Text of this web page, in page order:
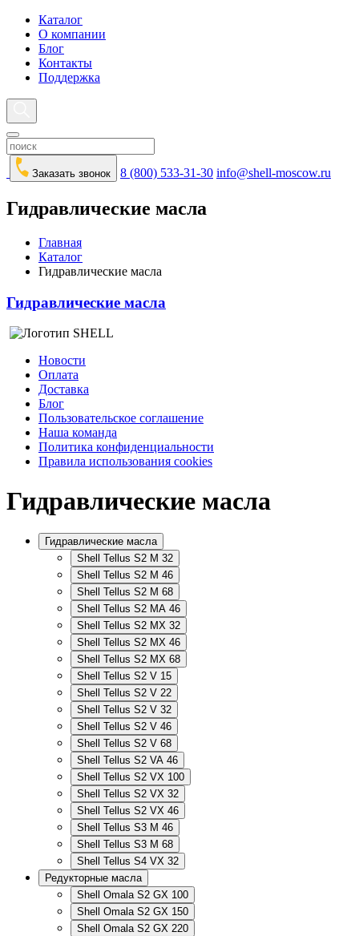
Каталог
О компании
Блог
Контакты
Поддержка
Заказать звонок 8 (800) 533-31-30 info@shell-moscow.ru
Гидравлические масла
Главная
Каталог
Гидравлические масла
Гидравлические масла
Новости
Оплата
Доставка
Блог
Пользовательское соглашение
Наша команда
Политика конфиденциальности
Правила использования cookies
Гидравлические масла
Гидравлические масла
Shell Tellus S2 M 32
Shell Tellus S2 M 46
Shell Tellus S2 M 68
Shell Tellus S2 MA 46
Shell Tellus S2 MX 32
Shell Tellus S2 MX 46
Shell Tellus S2 MX 68
Shell Tellus S2 V 15
Shell Tellus S2 V 22
Shell Tellus S2 V 32
Shell Tellus S2 V 46
Shell Tellus S2 V 68
Shell Tellus S2 VA 46
Shell Tellus S2 VX 100
Shell Tellus S2 VX 32
Shell Tellus S2 VX 46
Shell Tellus S3 M 46
Shell Tellus S3 M 68
Shell Tellus S4 VX 32
Редукторные масла
Shell Omala S2 GX 100
Shell Omala S2 GX 150
Shell Omala S2 GX 220